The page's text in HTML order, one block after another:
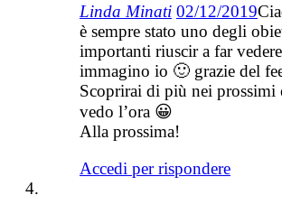
Linda Minati 02/12/2019
è sempre stato uno degli
importanti riuscir a far
immagino io 🙂 grazie del
Scoprirai di più nei prossimi
vedo l’ora 😀
Alla prossima!
Accedi per rispondere